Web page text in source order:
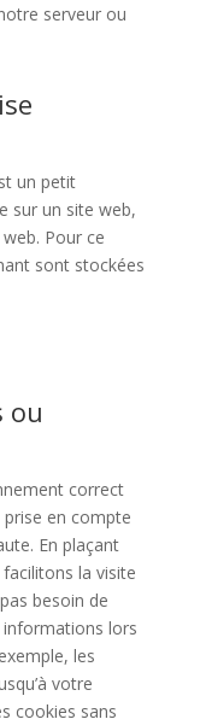
serveur ou
un petit
sur un site web,
Pour ce
sont stockées
ou
correct
en compte
En plaçant
la visite
besoin de
informations lors
les
votre
cookies sans